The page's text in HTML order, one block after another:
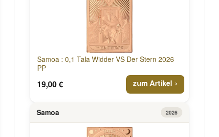
Samoa : 0,1 Tala Widder VS Der Stern 2026
PP
19,00 € zum Artikel
Samoa 2026